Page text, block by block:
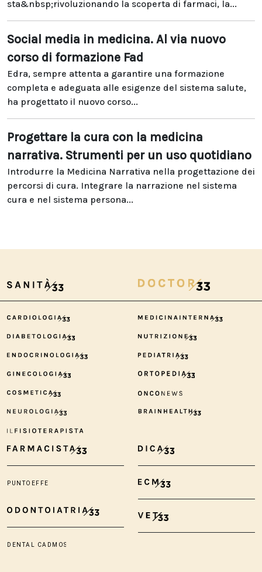
sta&nbsp;rivoluzionando la scoperta di farmaci, la...
Social media in medicina. Al via nuovo
corso di formazione Fad
Edra, sempre attenta a garantire una formazione
completa e adeguata alle esigenze del sistema salute,
ha progettato il nuovo corso...
Progettare la cura con la medicina
narrativa. Strumenti per un uso quotidiano
Introdurre la Medicina Narrativa nella progettazione dei
percorsi di cura. Integrare la narrazione nel sistema
cura e nel sistema persona...